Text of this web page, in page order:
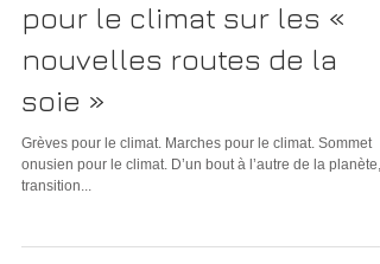
Le Kazakhstan, en marche
pour le climat sur les «
nouvelles routes de la
soie »
Grèves pour le climat. Marches pour le climat. Sommet